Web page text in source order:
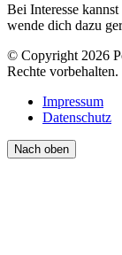
Bei Interesse
wende dich dazu
© Copyright 2026
Rechte vorbehalten.
Impressum
Datenschutz
Nach oben